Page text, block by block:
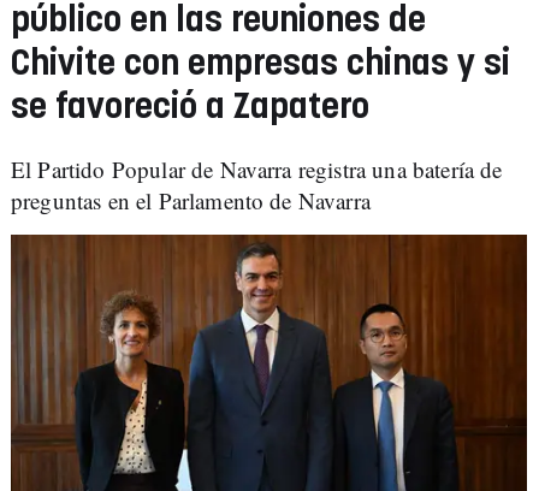
público en las reuniones de
Chivite con empresas chinas y si
se favoreció a Zapatero
El Partido Popular de Navarra registra una batería de
preguntas en el Parlamento de Navarra